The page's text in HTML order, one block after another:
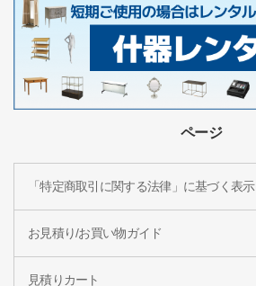
ページ
「特定商取引に関する法律」に基づく表示
お見積り/お買い物ガイド
見積りカート